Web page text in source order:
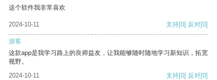
这个软件我非常喜欢
2024-10-11 支持[0] 反对[0]
游客
这款app是我学习路上的良师益友，让我能够随时随地学习新知识，拓宽
视野。
2024-10-11
支持[0] 反对[0]